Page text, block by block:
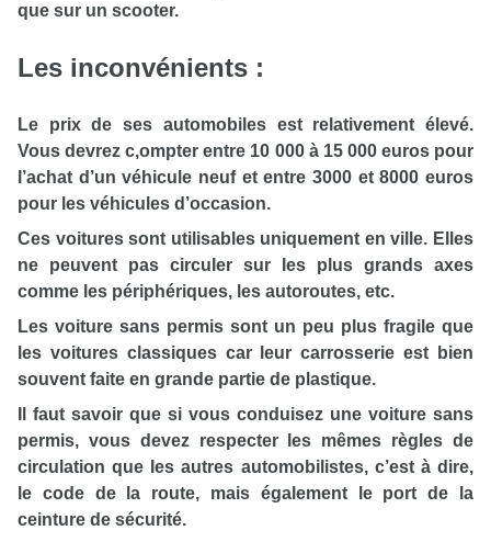
que sur un scooter.
Les inconvénients :
Le prix de ses automobiles est relativement élevé.
Vous devrez c,ompter entre 10 000 à 15 000 euros pour
l’achat d’un véhicule neuf et entre 3000 et 8000 euros
pour les véhicules d’occasion.
Ces voitures sont utilisables uniquement en ville. Elles
ne peuvent pas circuler sur les plus grands axes
comme les périphériques, les autoroutes, etc.
Les voiture sans permis sont un peu plus fragile que
les voitures classiques car leurcarrosserie est bien
souvent faite en grande partie de plastique.
Il faut savoir que si vous conduisez une voiture sans
permis, vous devez respecter les mêmes règles de
circulation que les autres automobilistes, c’est à dire,
le code de la route, mais également le port de la
ceinture de sécurité.